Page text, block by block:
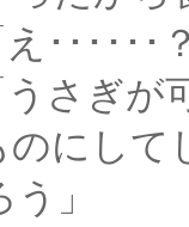
･？
くて
のにし
」